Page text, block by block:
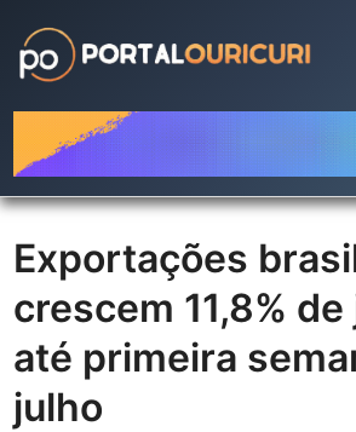
content
Exportações
crescem 11,8%
até primeira
julho